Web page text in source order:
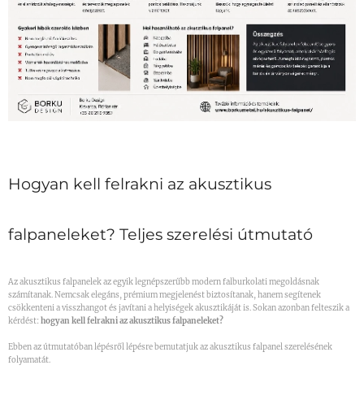
Hogyan kell felrakni az akusztikus
falpaneleket? Teljes szerelési útmutató
Az akusztikus falpanelek az egyik legnépszerűbb modern falburkolati megoldásnak
számítanak. Nemcsak elegáns, prémium megjelenést biztosítanak, hanem segítenek
csökkenteni a visszhangot és javítani a helyiségek akusztikáját is. Sokan azonban felteszik a
kérdést: hogyan kell felrakni az akusztikus falpaneleket?
Ebben az útmutatóban lépésről lépésre bemutatjuk az akusztikus falpanel szerelésének
folyamatát.